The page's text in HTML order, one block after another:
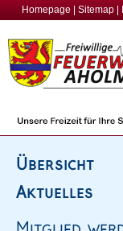
Homepage Sitemap